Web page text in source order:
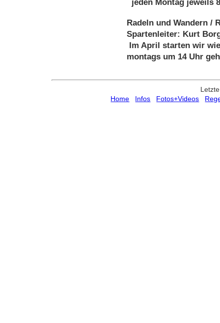
jeden Montag jeweils
Radeln und Wandern /
Spartenleiter: Kurt
Im April starten wir
montags um 14 Uhr
Home
Infos Fotos+Videos